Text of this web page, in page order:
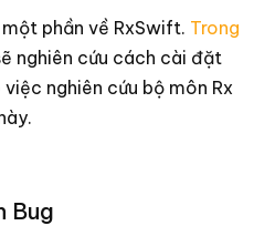
phần về RxSwift. Trong
nghiên cứu cách cài đặt
nghiên cứu bộ môn Rx
Bug